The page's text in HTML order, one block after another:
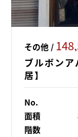
その他 /
ブルボン
居】
No.
面積
階数